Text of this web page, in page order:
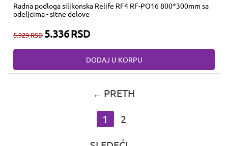
Radna podloga silikonska Relife RF4 RF-PO16 800*300mm sa
odeljcima - sitne delove
5.929RSD 5.336RSD
DODAJ U KORPU
PRETH
1 2